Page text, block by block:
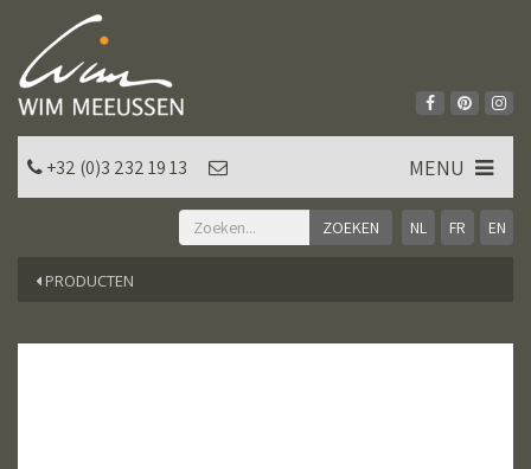
NL FR EN
+32 (0)3 232 19 13 MENU
PRODUCTEN